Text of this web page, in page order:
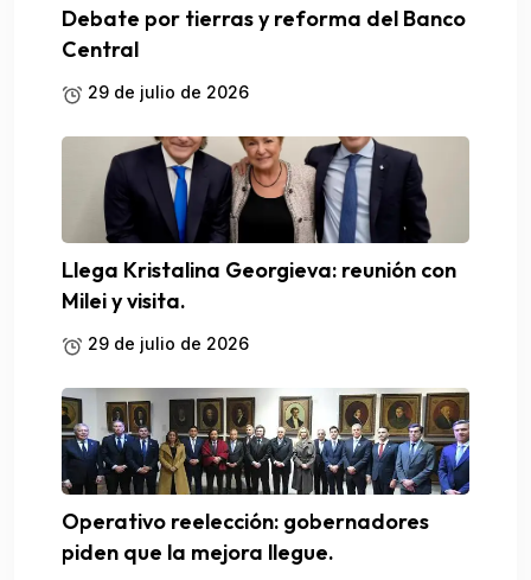
Debate por tierras y reforma del Banco
Central
29 de julio de 2026
Llega Kristalina Georgieva: reunión con
Milei y visita.
29 de julio de 2026
Operativo reelección: gobernadores
piden que la mejora llegue.